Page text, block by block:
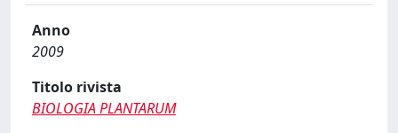
Anno
2009
Titolo rivista
BIOLOGIA PLANTARUM